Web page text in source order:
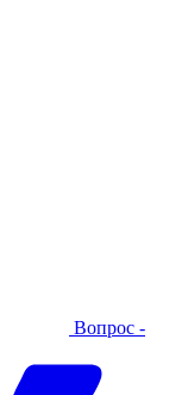
Вопрос -